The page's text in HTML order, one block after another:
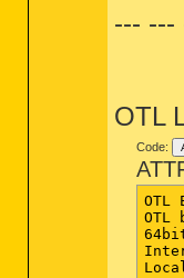
PRC
--- ---
OTL
Code: